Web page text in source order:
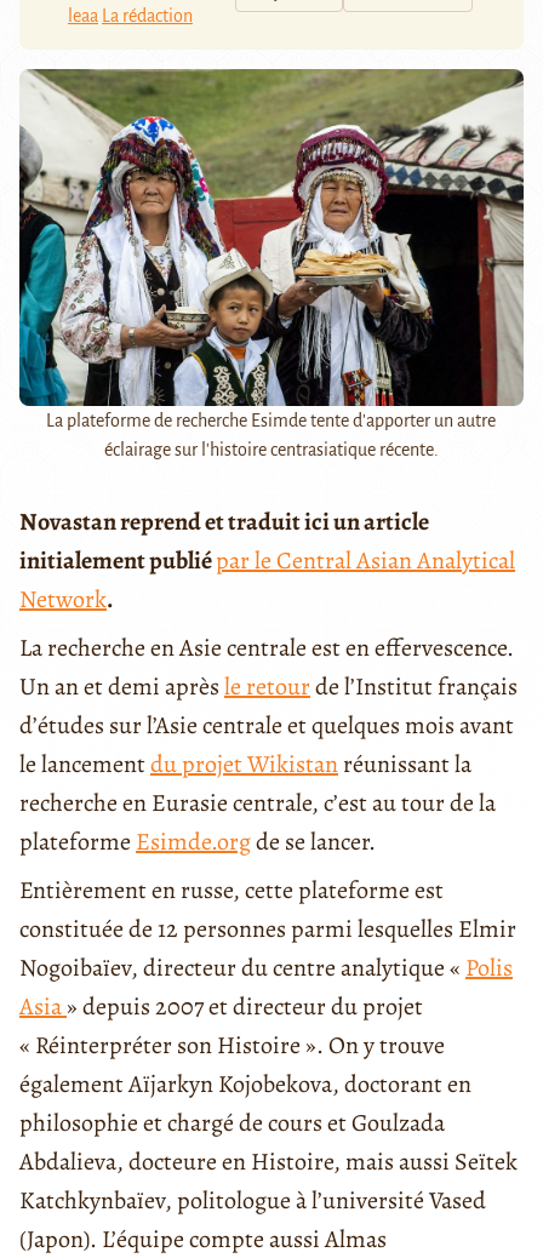
leaa
La rédaction
La plateforme de recherche Esimde tente d'apporter un autre
éclairage sur l'histoire centrasiatique récente.
Novastan reprend et traduit ici un article
initialement publiépar le Central Asian Analytical
Network.
La recherche en Asie centrale est en effervescence.
Un an et demi aprèsle retourde l’Institut français
d’études sur l’Asie centrale et quelques mois avant
le lancementdu projet Wikistanréunissant la
recherche en Eurasie centrale, c’est au tour de la
plateforme Esimde.orgde se lancer.
Entièrement en russe, cette plateforme est
constituée de 12 personnes parmi lesquelles Elmir
Nogoibaïev, directeur du centre analytique « Polis
Asia» depuis 2007 et directeur du projet
« Réinterpréter son Histoire ». On y trouve
également Aïjarkyn Kojobekova, doctorant en
philosophie et chargé de cours et Goulzada
Abdalieva, docteure en Histoire, mais aussi Seïtek
Katchkynbaïev, politologue à l’université Vased
(Japon). L’équipe compte aussi Almas